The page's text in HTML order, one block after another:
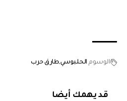
الوسوم الحلبوسيطارق حرب
قد يهمك أيضا